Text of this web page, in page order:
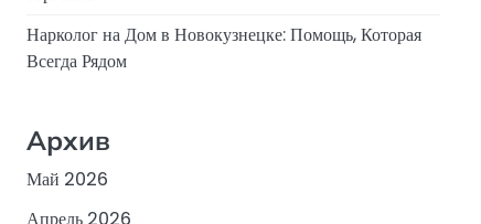
Нарколог на Дом в Новокузнецке: Помощь, Которая
Всегда Рядом
Архив
Май 2026